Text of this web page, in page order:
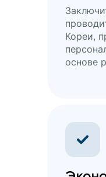
Кореи,
основе